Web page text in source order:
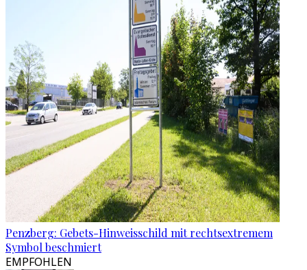
Penzberg: Gebets-Hinweisschild mit rechtsextremem
Symbol beschmiert
EMPFOHLEN